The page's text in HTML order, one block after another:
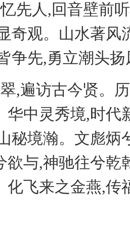
先人,回音壁前
奇观。山水著风
争先,勇立潮头
,遍访古今贤。
华中灵秀境,时代
秘境瀚。文彪炳
欲与,神驰往兮乾
化飞来之金燕,传